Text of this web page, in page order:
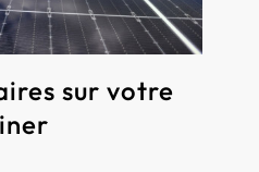
sur votre